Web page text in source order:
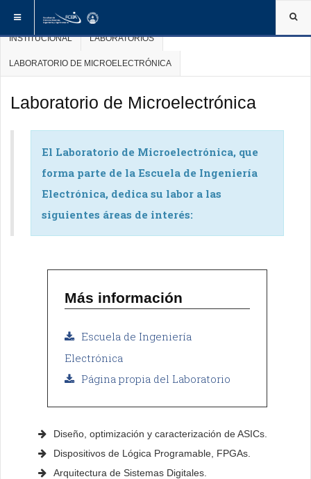
ESTÁ AQUÍ: INICIO
INSTITUCIONAL LABORATORIOS
LABORATORIO DE MICROELECTRÓNICA
Laboratorio de Microelectrónica
El Laboratorio de Microelectrónica, que
forma parte de la Escuela de Ingeniería
Electrónica, dedica su labor a las
siguientes áreas de interés:
Más información
Escuela de Ingeniería
Electrónica
Página propia del Laboratorio
Diseño, optimización y caracterización de ASICs.
Dispositivos de Lógica Programable, FPGAs.
Arquitectura de Sistemas Digitales.